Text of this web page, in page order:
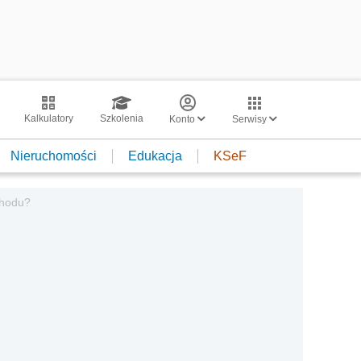
Kalkulatory Szkolenia Konto Serwisy
Nieruchomości Edukacja KSeF